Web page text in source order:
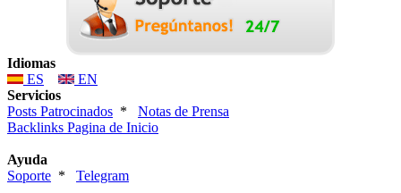
Idiomas
ES
EN
Servicios
Posts Patrocinados * Notas de Prensa
Backlinks Pagina de Inicio
Ayuda
Soporte * Telegram